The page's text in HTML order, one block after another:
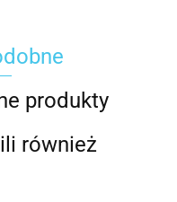
produkty
również